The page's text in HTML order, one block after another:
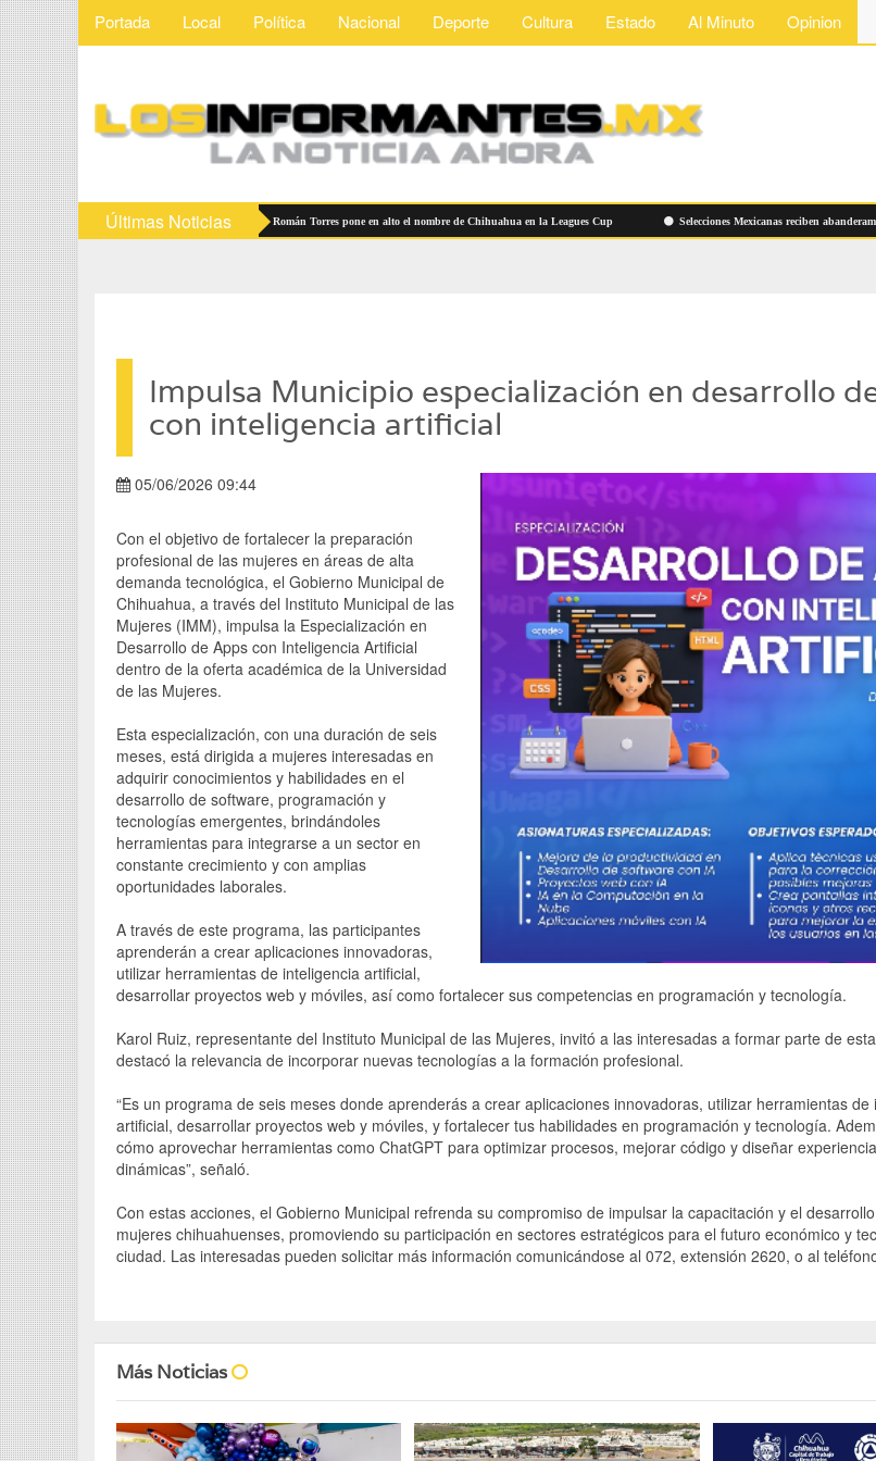
Portada Local Política Nacional Deporte Cultura Estado Al Minuto Opinion
Últimas Noticias
facilita inversión y datos abiertos Román Torres pone en alto el nombre de Chihuahua en la Leagues Cup Selecciones Mexicanas reciben abanderamiento
Impulsa Municipio especialización en desarrollo
con inteligencia artificial
05/06/2026 09:44
Con el objetivo de fortalecer la preparación
profesional de las mujeres en áreas de alta
demanda tecnológica, el Gobierno Municipal de
Chihuahua, a través del Instituto Municipal de las
Mujeres (IMM), impulsa la Especialización en
Desarrollo de Apps con Inteligencia Artificial
dentro de la oferta académica de la Universidad
de las Mujeres.
Esta especialización, con una duración de seis
meses, está dirigida a mujeres interesadas en
adquirir conocimientos y habilidades en el
desarrollo de software, programación y
tecnologías emergentes, brindándoles
herramientas para integrarse a un sector en
constante crecimiento y con amplias
oportunidades laborales.
A través de este programa, las participantes
aprenderán a crear aplicaciones innovadoras,
utilizar herramientas de inteligencia artificial,
desarrollar proyectos web y móviles, así como fortalecer sus competencias en programación y tecnología.
Karol Ruiz, representante del Instituto Municipal de las Mujeres, invitó a las interesadas a formar parte de
destacó la relevancia de incorporar nuevas tecnologías a la formación profesional.
“Es un programa de seis meses donde aprenderás a crear aplicaciones innovadoras, utilizar herramientas de
artificial, desarrollar proyectos web y móviles, y fortalecer tus habilidades en programación y tecnología.
cómo aprovechar herramientas como ChatGPT para optimizar procesos, mejorar código y diseñar
dinámicas”, señaló.
Con estas acciones, el Gobierno Municipal refrenda su compromiso de impulsar la capacitación y el
mujeres chihuahuenses, promoviendo su participación en sectores estratégicos para el futuro económico y
ciudad. Las interesadas pueden solicitar más información comunicándose al 072, extensión 2620, o al
Más Noticias